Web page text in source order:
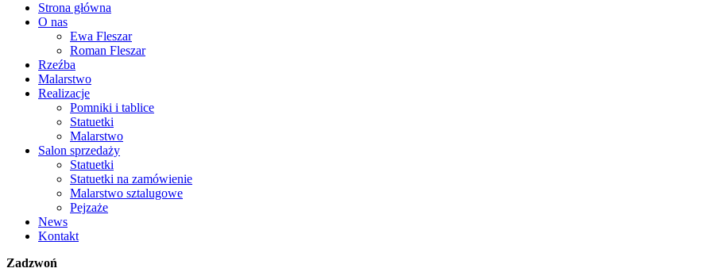
Strona główna
O nas
Ewa Fleszar
Roman Fleszar
Rzeźba
Malarstwo
Realizacje
Pomniki i tablice
Statuetki
Malarstwo
Salon sprzedaży
Statuetki
Statuetki na zamówienie
Malarstwo sztalugowe
Pejzaże
News
Kontakt
Zadzwoń